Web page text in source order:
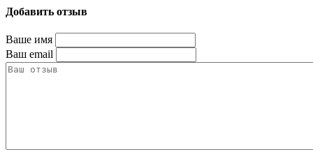
Добавить отзыв
Ваше имя
Ваш email